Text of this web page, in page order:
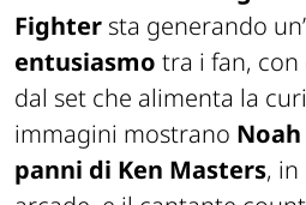
Fighter sta generando un’
entusiasmo tra i fan,
dal set che alimenta la
immagini mostrano
panni di Ken Masters,